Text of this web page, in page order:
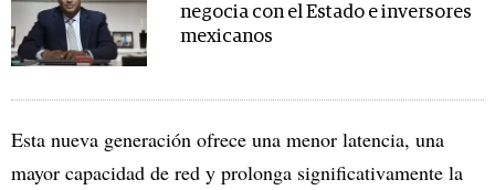
negocia con el Estado e inversores
mexicanos
Esta nueva generación ofrece una menor latencia, una
mayor capacidad de red y prolonga significativamente la